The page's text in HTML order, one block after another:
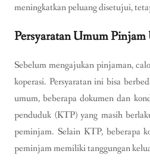
meningkatkan peluang disetujui,
Persyaratan Umum Pinjam
Sebelum mengajukan pinjaman,
koperasi. Persyaratan ini bisa
umum, beberapa dokumen dan
penduduk (KTP) yang masih
peminjam. Selain KTP, beberapa
peminjam memiliki tanggungan